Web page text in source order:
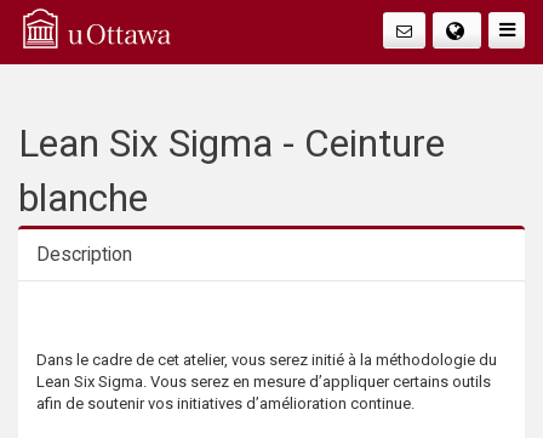
Q
Faire
Lean Six Sigma - Ceinture
blanche
Description
Dans le cadre de cet atelier, vous serez initié à la méthodologie du
Lean Six Sigma. Vous serez en mesure d’appliquer certains outils
afin de soutenir vos initiatives d’amélioration continue.